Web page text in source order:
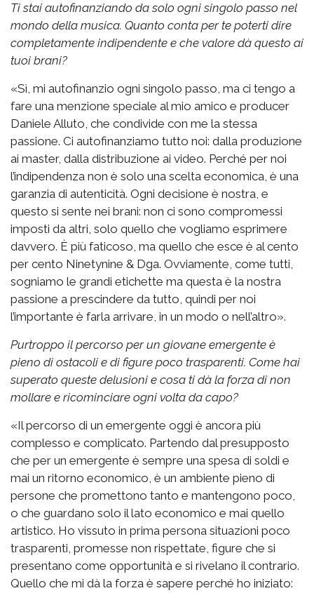
Ti stai autofinanziando da solo ogni singolo passo nel
mondo della musica. Quanto conta per te poterti dire
completamente indipendente e che valore dà questo ai
tuoi brani?
«Sì, mi autofinanzio ogni singolo passo, ma ci tengo a
fare una menzione speciale al mio amico e producer
Daniele Alluto, che condivide con me la stessa
passione. Ci autofinanziamo tutto noi: dalla produzione
ai master, dalla distribuzione ai video. Perché per noi
l’indipendenza non è solo una scelta economica, è una
garanzia di autenticità. Ogni decisione è nostra, e
questo si sente nei brani: non ci sono compromessi
imposti da altri, solo quello che vogliamo esprimere
davvero. È più faticoso, ma quello che esce è al cento
per cento Ninetynine & Dga. Ovviamente, come tutti,
sogniamo le grandi etichette ma questa è la nostra
passione a prescindere da tutto, quindi per noi
l’importante è farla arrivare, in un modo o nell’altro».
Purtroppo il percorso per un giovane emergente è
pieno di ostacoli e di figure poco trasparenti. Come hai
superato queste delusioni e cosa ti dà la forza di non
mollare e ricominciare ogni volta da capo?
«Il percorso di un emergente oggi è ancora più
complesso e complicato. Partendo dal presupposto
che per un emergente è sempre una spesa di soldi e
mai un ritorno economico, è un ambiente pieno di
persone che promettono tanto e mantengono poco,
o che guardano solo il lato economico e mai quello
artistico. Ho vissuto in prima persona situazioni poco
trasparenti, promesse non rispettate, figure che si
presentano come opportunità e si rivelano il contrario.
Quello che mi dà la forza è sapere perché ho iniziato: